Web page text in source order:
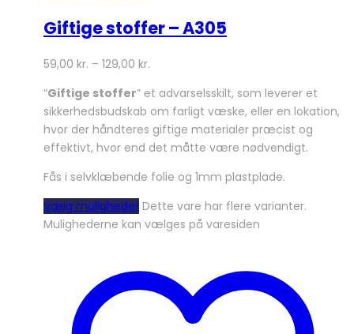
Giftige stoffer – A305
59,00 kr. – 129,00 kr.
“Giftige stoffer” et advarselsskilt, som leverer et
sikkerhedsbudskab om farligt væske, eller en lokation,
hvor der håndteres giftige materialer præcist og
effektivt, hvor end det måtte være nødvendigt.
Fås i selvklæbende folie og 1mm plastplade.
Vælg muligheder Dette vare har flere varianter.
Mulighederne kan vælges på varesiden